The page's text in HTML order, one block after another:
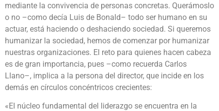
mediante la convivencia de personas concretas. Querámoslo
o no –como decía Luis de Bonald– todo ser humano en su
actuar, está haciendo o deshaciendo sociedad. Si queremos
humanizar la sociedad, hemos de comenzar por humanizar
nuestras organizaciones. El reto para quienes hacen cabeza
es de gran importancia, pues –como recuerda Carlos
Llano–, implica a la persona del director, que incide en los
demás en círculos concéntricos crecientes:
«El núcleo fundamental del liderazgo se encuentra en la